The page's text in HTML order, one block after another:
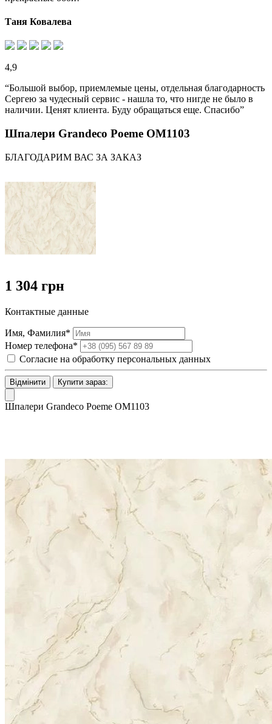
Таня Ковалева
4,9
“Большой выбор, приемлемые цены, отдельная благодарность
Сергею за чудесный сервис - нашла то, что нигде не было в
наличии. Ценят клиента. Буду обращаться еще. Спасибо”
Шпалери Grandeco Poeme OM1103
БЛАГОДАРИМ ВАС ЗА ЗАКАЗ
1 304 грн
Контактные данные
Имя, Фамилия*
Номер телефона*
Согласие на обработку персональных данных
Відмінити Купити зараз:
Шпалери Grandeco Poeme OM1103